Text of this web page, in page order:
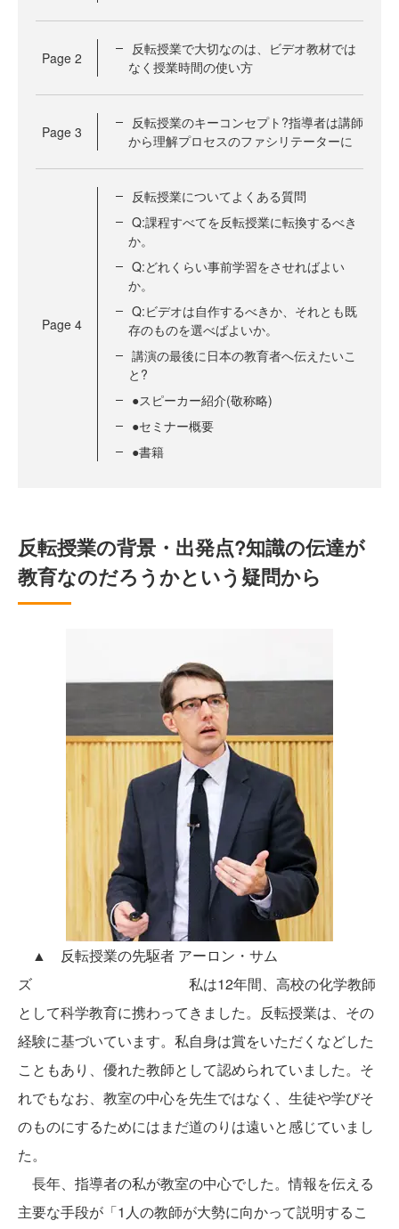
Page 2
反転授業で大切なのは、ビデオ教材では
なく授業時間の使い方
Page 3
反転授業のキーコンセプト?指導者は講師
から理解プロセスのファシリテーターに
Page 4
反転授業についてよくある質問
Q:課程すべてを反転授業に転換するべき
か。
Q:どれくらい事前学習をさせればよい
か。
Q:ビデオは自作するべきか、それとも既
存のものを選べばよいか。
講演の最後に日本の教育者へ伝えたいこ
と?
●スピーカー紹介(敬称略)
●セミナー概要
●書籍
反転授業の背景・出発点?知識の伝達が
教育なのだろうかという疑問から
▲ 反転授業の先駆者 アーロン・サム
ズ
私は12年間、高校の化学教師
として科学教育に携わってきました。反転授業は、その
経験に基づいています。私自身は賞をいただくなどした
こともあり、優れた教師として認められていました。そ
れでもなお、教室の中心を先生ではなく、生徒や学びそ
のものにするためにはまだ道のりは遠いと感じていまし
た。
長年、指導者の私が教室の中心でした。情報を伝える
主要な手段が「1人の教師が大勢に向かって説明するこ